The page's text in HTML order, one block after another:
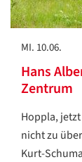
MI. 10.06.
Hans
Zentrum
Hoppla,
nicht zu
Kurt-